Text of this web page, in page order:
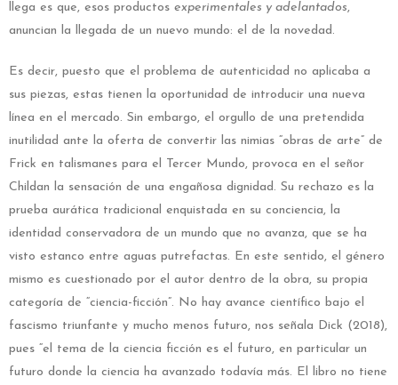
llega es que, esos productos experimentales y adelantados,
anuncian la llegada de un nuevo mundo: el de la novedad.
Es decir, puesto que el problema de autenticidad no aplicaba a
sus piezas, estas tienen la oportunidad de introducir una nueva
línea en el mercado. Sin embargo, el orgullo de una pretendida
inutilidad ante la oferta de convertir las nimias “obras de arte” de
Frick en talismanes para el Tercer Mundo, provoca en el señor
Childan la sensación de una engañosa dignidad. Su rechazo es la
prueba aurática tradicional enquistada en su conciencia, la
identidad conservadora de un mundo que no avanza, que se ha
visto estanco entre aguas putrefactas. En este sentido, el género
mismo es cuestionado por el autor dentro de la obra, su propia
categoría de “ciencia-ficción”. No hay avance científico bajo el
fascismo triunfante y mucho menos futuro, nos señala Dick (2018),
pues “el tema de la ciencia ficción es el futuro, en particular un
futuro donde la ciencia ha avanzado todavía más. El libro no tiene